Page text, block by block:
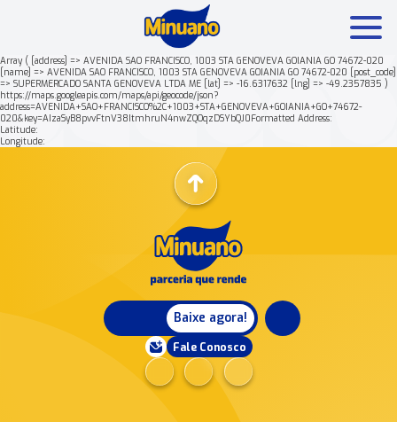
Array ( [address] => AVENIDA SAO FRANCISCO, 1003 STA GENOVEVA GOIANIA GO 74672-020
[name] => AVENIDA SAO FRANCISCO, 1003 STA GENOVEVA GOIANIA GO 74672-020 [post_code]
=> SUPERMERCADO SANTA GENOVEVA LTDA ME [lat] => -16.6317632 [lng] => -49.2357835 )
https://maps.googleapis.com/maps/api/geocode/json?
address=AVENIDA+SAO+FRANCISCO%2C+1003+STA+GENOVEVA+GOIANIA+GO+74672-
020&key=AIzaSyB8pvvFtnV38ItmhruN4nwZQOqzDSYbQJ0Formatted Address:
Latitude:
Longitude:
Baixe agora!
Fale Conosco
Mais buscados: Produtos Minuano Rende +
Nossa história